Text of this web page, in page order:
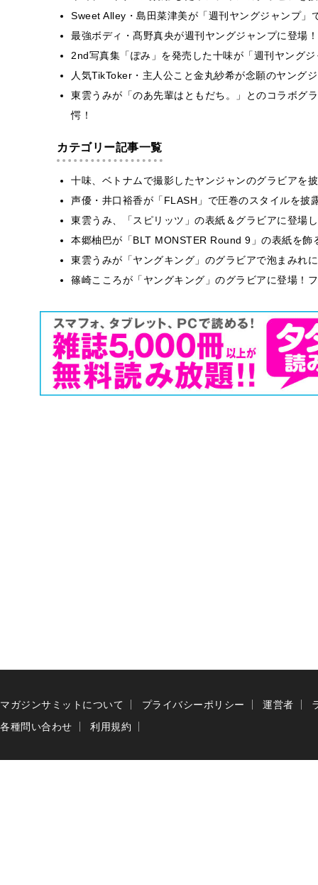
Sweet Alley・島田菜津美が「週刊ヤングジャンプ」
最強ボディ・髙野真央が週刊ヤングジャンプに登場
2nd写真集「ぽみ」を発売した十味が「週刊ヤング
人気TikToker・主人公こと金丸紗希が念願のヤング
東雲うみが「のあ先輩はともだち。」とのコラボグ
愕！
カテゴリー記事一覧
十味、ベトナムで撮影したヤンジャンのグラビアを
声優・井口裕香が「FLASH」で圧巻のスタイルを
東雲うみ、「スピリッツ」の表紙＆グラビアに登場
本郷柚巴が「BLT MONSTER Round 9」の表紙を
東雲うみが「ヤングキング」のグラビアで泡まみれ
篠崎こころが「ヤングキング」のグラビアに登場！
マガジンサミットについて プライバシーポリシー 運営者
各種問い合わせ
利用規約